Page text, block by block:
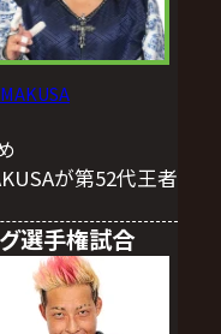
が第52代王者
選手権試合